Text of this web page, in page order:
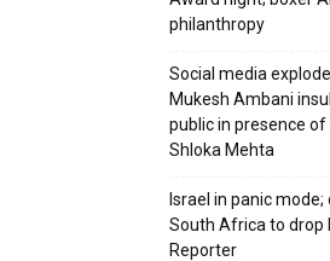
philanthropy
Social media
Mukesh Ambani
public in presence
Shloka Mehta
Israel in panic
South Africa to drop
Reporter